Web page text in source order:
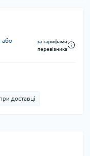
або
за тарифами
перевізника
доставці